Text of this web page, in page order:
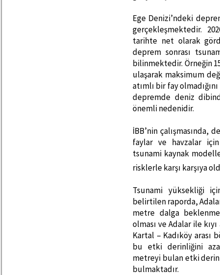
Ege Denizi’ndeki
gerçekleşmektedir.
tarihte net olarak
deprem sonrası
bilinmektedir. Örneğin
ulaşarak maksimum
atımlı bir fay
depremde deniz
önemli nedenidir.
İBB’nin çalışmasında,
faylar ve havzalar
tsunami kaynak
risklerle karşı karşıya
Tsunami yüksekliği
belirtilen raporda,
metre dalga
olması ve Adalar ile
Kartal – Kadıköy
bu etki derinliğini
metreyi bulan etki
bulmaktadır.